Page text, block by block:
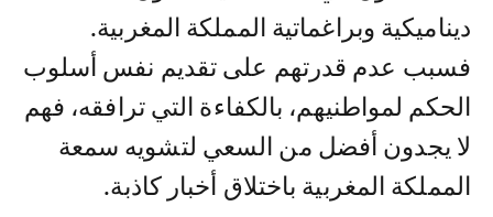
ديناميكية وبراغماتية المملكة المغربية.
فسبب عدم قدرتهم على تقديم نفس أسلوب
الحكم لمواطنيهم، بالكفاءة التي ترافقه، فهم
لا يجدون أفضل من السعي لتشويه سمعة
المملكة المغربية باختلاق أخبار كاذبة.